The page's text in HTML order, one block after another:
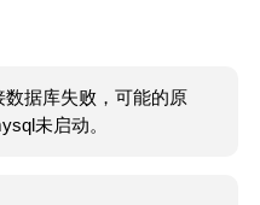
数据库失败，可能的原
未启动。